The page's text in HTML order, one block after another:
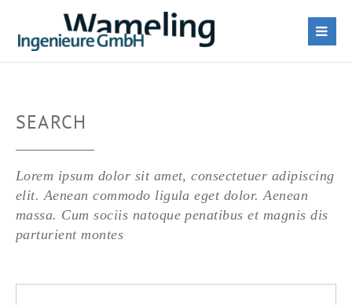
SEARCH
Lorem ipsum dolor sit amet, consectetuer adipiscing
elit. Aenean commodo ligula eget dolor. Aenean
massa. Cum sociis natoque penatibus et magnis dis
parturient montes